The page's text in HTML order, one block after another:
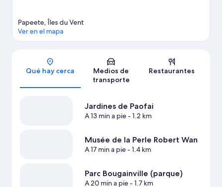
Sección del mapa
Papeete, Îles du Vent
Ver en el mapa
Qué hay cerca
Medios de
transporte
Restaurantes
Jardines de Paofai
A 13 min a pie- 1.2 km
Musée de la Perle Robert Wan
A 17 min a pie- 1.4 km
Parc Bougainville (parque)
A 20 min a pie- 1.7 km